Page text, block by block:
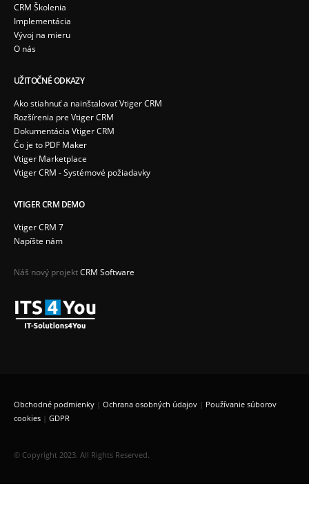
CRM Školenia
Implementácia
Vývoj na mieru
O nás
UŽITOČNÉ ODKAZY
Ako stiahnuť a nainštalovať Vtiger CRM
Rozšírenia pre Vtiger CRM
Dokumentácia Vtiger CRM
Čo je to PDF Maker
Vtiger Marketplace
Vtiger CRM - Systémové požiadavky
VTIGER CRM DEMO
Vtiger CRM 7
Napíšte nám
Náš nový projektCRM Software
Obchodné podmienky | Ochrana osobných údajov | Používanie súborov
cookies | GDPR
© Copyright 2023. All Rights Reserved.